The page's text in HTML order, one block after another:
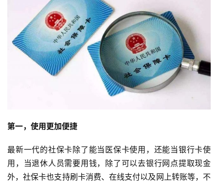
第一，使用更加便捷
最新一代的社保卡除了能当医保卡使用，还能当银行卡使
用，当退休人员需要用钱，除了可以去银行网点提取现金
外，社保卡也支持刷卡消费、在线支付以及网上转账等，不